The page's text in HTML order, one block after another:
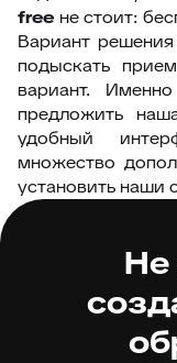
free не стоит:
Вариант
подыскать
вариант.
предложить
удобный
множество
установить наши
Не